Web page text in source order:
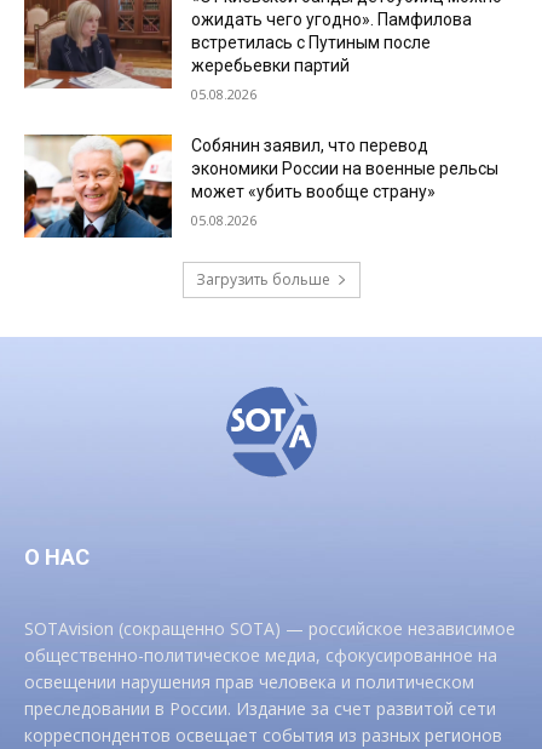
ожидать чего угодно». Памфилова
встретилась с Путиным после
жеребьевки партий
05.08.2026
Собянин заявил, что перевод
экономики России на военные рельсы
может «убить вообще страну»
05.08.2026
Загрузить больше
О НАС
SOTAvision (сокращенно SOTA) — российское независимое
общественно-политическое медиа, сфокусированное на
освещении нарушения прав человека и политическом
преследовании в России. Издание за счет развитой сети
корреспондентов освещает события из разных регионов